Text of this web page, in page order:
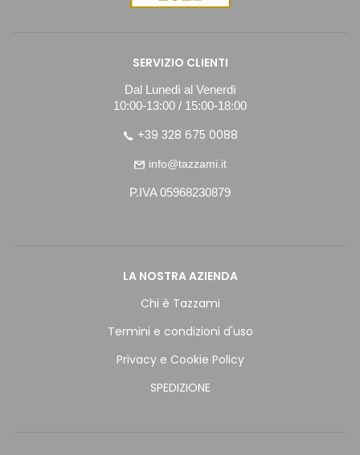
SERVIZIO CLIENTI
Dal Lunedì al Venerdì
10:00-13:00 / 15:00-18:00
+39 328 675 0088
info@tazzami.it
P.IVA 05968230879
LA NOSTRA AZIENDA
Chi è Tazzami
Termini e condizioni d'uso
Privacy e Cookie Policy
SPEDIZIONE